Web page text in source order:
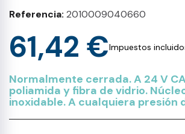
Referencia 2010009040660
61,42 €Impuestos
Normalmente cerrada. A 24 V
poliamida y fibra de vidrio.
inoxidable. A cualquiera presión